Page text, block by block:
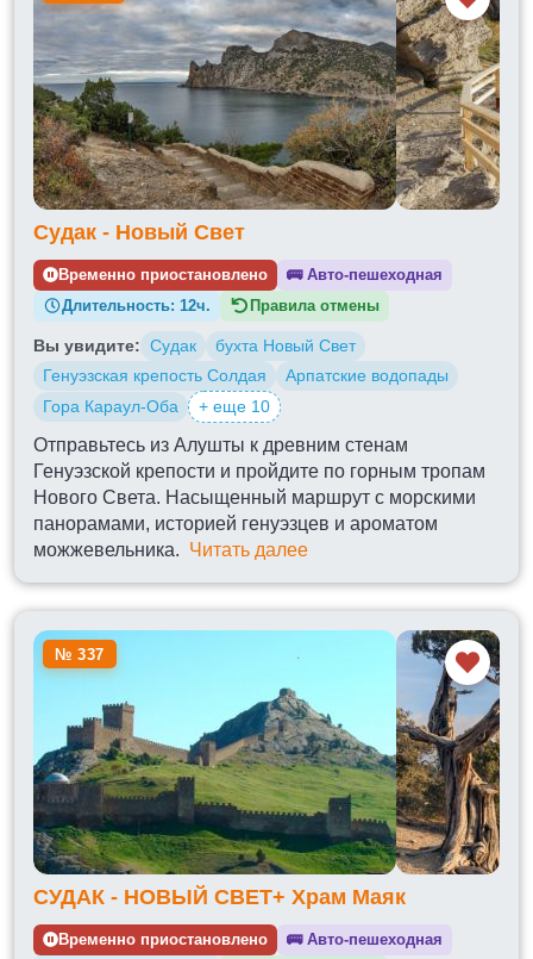
Судак - Новый Свет
Временно приостановлено 🚌Авто-пешеходная
Длительность: 12ч. Правила отмены
Вы увидите: Судак
бухта Новый Свет
Генуэзская крепость Солдая
Арпатские водопады
Гора Караул-Оба
+ еще 10
Отправьтесь из Алушты к древним стенам
Генуэзской крепости и пройдите по горным тропам
Нового Света. Насыщенный маршрут с морскими
панорамами, историей генуэзцев и ароматом
можжевельника. Читать далее
№ 337
СУДАК - НОВЫЙ СВЕТ+ Храм Маяк
Временно приостановлено 🚌Авто-пешеходная